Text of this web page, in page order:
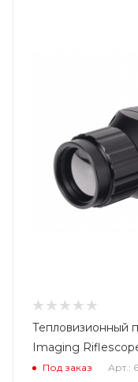
Тепловизионный
Imaging
Под заказ Арт.: